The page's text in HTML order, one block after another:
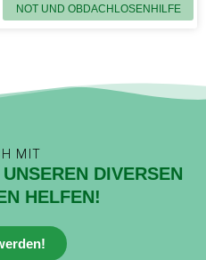
NOT UND OBDACHLOSENHILFE
MIT
DIVERSEN
HELFEN!